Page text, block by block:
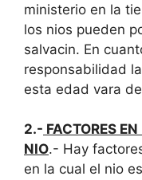
ministerio en la
los nios pueden
salvacin. En
responsabilidad
esta edad vara
2.- FACTORES
NIO.- Hay
en la cual el nio